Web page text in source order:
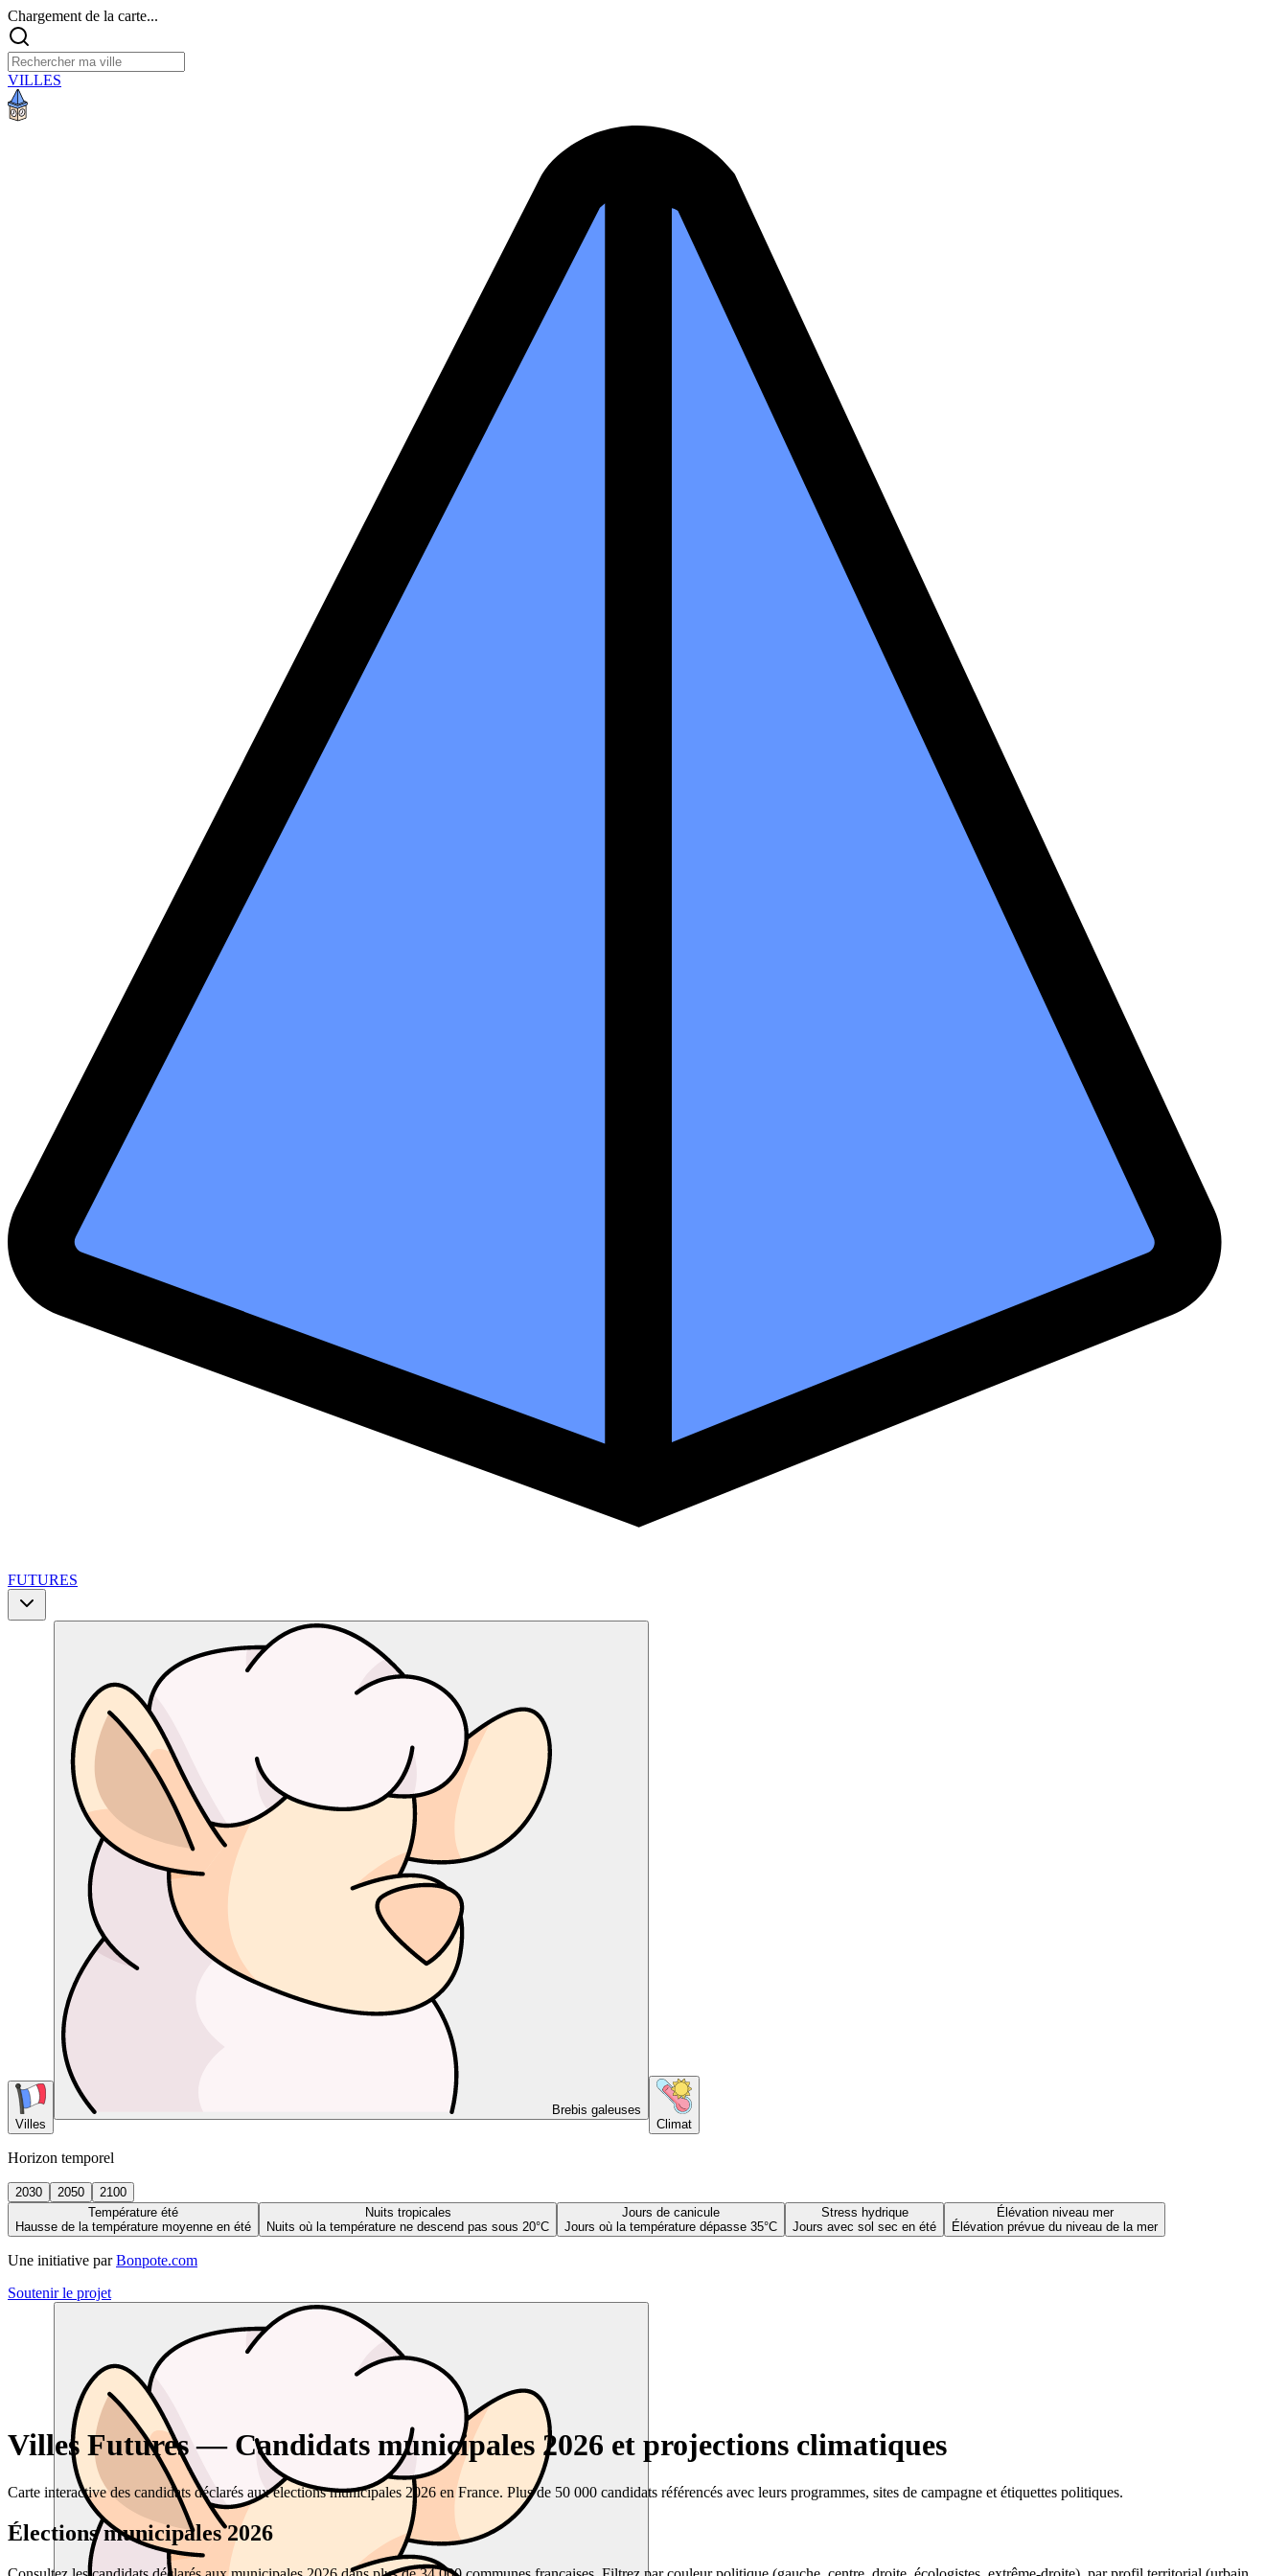
Chargement de la carte...
VILLES
FUTURES
Villes
Brebis galeuses
Climat
Horizon temporel
2030 2050
2100
Température été
Hausse de la température moyenne en été
Nuits tropicales
Nuits où la température ne descend pas sous 20°C
Jours de canicule
Jours où la température dépasse 35°C
Stress hydrique
Jours avec sol sec en été
Élévation niveau mer
Élévation prévue du niveau de la mer
Une initiative par Bonpote.com
Soutenir le projet
Villes Futures — Candidats municipales 2026 et projections climatiques
Carte interactive des candidats déclarés aux élections municipales 2026 en France. Plus de 50 000 candidats référencés avec leurs programmes, sites de campagne et étiquettes politiques.
Élections municipales 2026